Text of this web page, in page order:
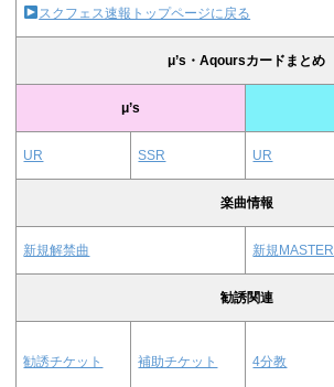
スクフェス速報トップページに戻る
μ’s・Aqoursカードまとめ
μ’s
UR SSR UR
楽曲情報
新規解禁曲 新規MASTER
勧誘関連
勧誘チケット 補助チケット 4分教